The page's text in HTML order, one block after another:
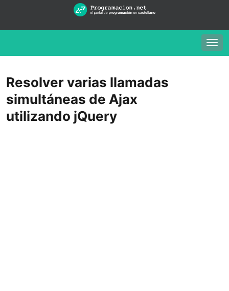
Resolver varias llamadas
simultáneas de Ajax
utilizando jQuery